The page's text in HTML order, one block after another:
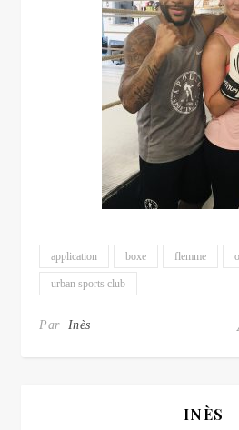
application boxe flemme
urban sports club
Par Inès
INÈS